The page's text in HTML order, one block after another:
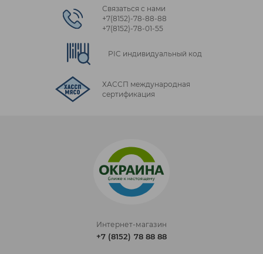
Связаться с нами
+7(8152)‑78‑88‑88
+7(8152)‑78‑01‑55
PIC индивидуальный код
ХАССП международная
сертификация
Интернет-магазин
+7 (8152) 78 88 88